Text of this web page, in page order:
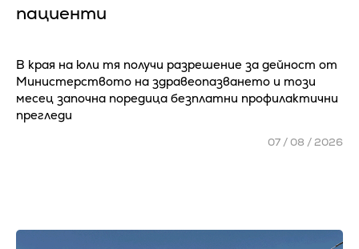
пациенти
В края на юли тя получи разрешение за дейност от
Министерството на здравеопазването и този
месец започна поредица безплатни профилактични
прегледи
07 / 08 / 2026